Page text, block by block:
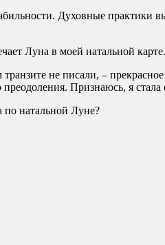
Духовные
Луна в моей натальной карте.
не писали, –
Признаюсь, я стала
натальной Луне?